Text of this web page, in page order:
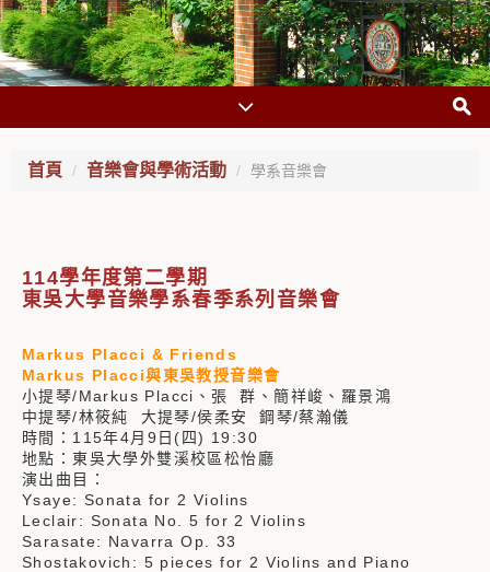
首頁 音樂會與學術活動 學系音樂會
114學年度第二學期
東吳大學音樂學系春季系列音樂會
Markus Placci & Friends
Markus Placci與東吳教授音樂會
小提琴/Markus Placci、張 群、簡祥峻、羅景鴻
中提琴/林筱純 大提琴/侯柔安 鋼琴/蔡瀚儀
時間：115年4月9日(四) 19:30
地點：東吳大學外雙溪校區松怡廳
演出曲目：
Ysaye: Sonata for 2 Violins
Leclair: Sonata No. 5 for 2 Violins
Sarasate: Navarra Op. 33
Shostakovich: 5 pieces for 2 Violins and Piano